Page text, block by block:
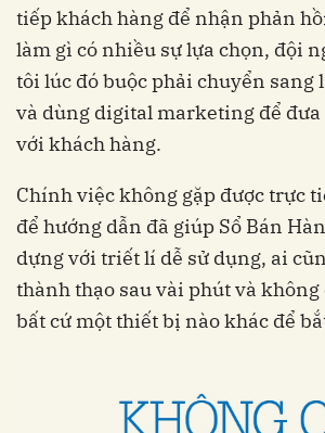
tiếp khách hàng để nhận phản
làm gì có nhiều sự lựa chọn, đội
tôi lúc đó buộc phải chuyển sang
và dùng digital marketing để đưa
với khách hàng.
Chính việc không gặp được trực
để hướng dẫn đã giúp Sổ Bán
dựng với triết lí dễ sử dụng, ai
thành thạo sau vài phút và
bất cứ một thiết bị nào khác để